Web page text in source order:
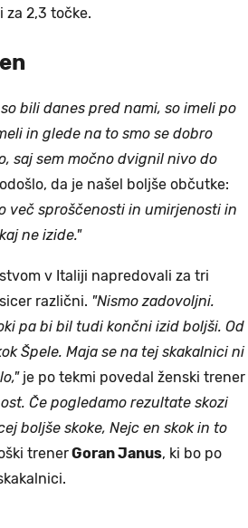
za 2,3 točke.
bili danes pred nami, so imeli po
in glede na to smo se dobro
saj sem močno dvignil nivo do
da je našel boljše občutke:
več sproščenosti in umirjenosti in
ne izide."
v Italiji napredovali za tri
različni. "Nismo zadovoljni.
pa bi bil tudi končni izid boljši. Od
Špele. Maja se na tej skakalnici ni
je po tekmi povedal ženski trener
Če pogledamo rezultate skozi
boljše skoke, Nejc en skok in to
trenerGoran Janus, ki bo po